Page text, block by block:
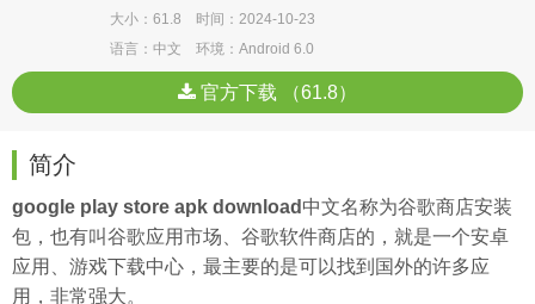
大小：61.8 时间：2024-10-23
语言：中文 环境：Android 6.0
官方下载 （61.8）
简介
google play store apk download 中文名称为谷歌商店安装
包，也有叫谷歌应用市场、谷歌软件商店的，就是一个安卓
应用、游戏下载中心，最主要的是可以找到国外的许多应
用，非常强大。